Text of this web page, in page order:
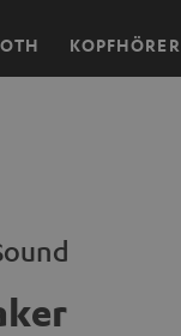
KOPFHÖRER